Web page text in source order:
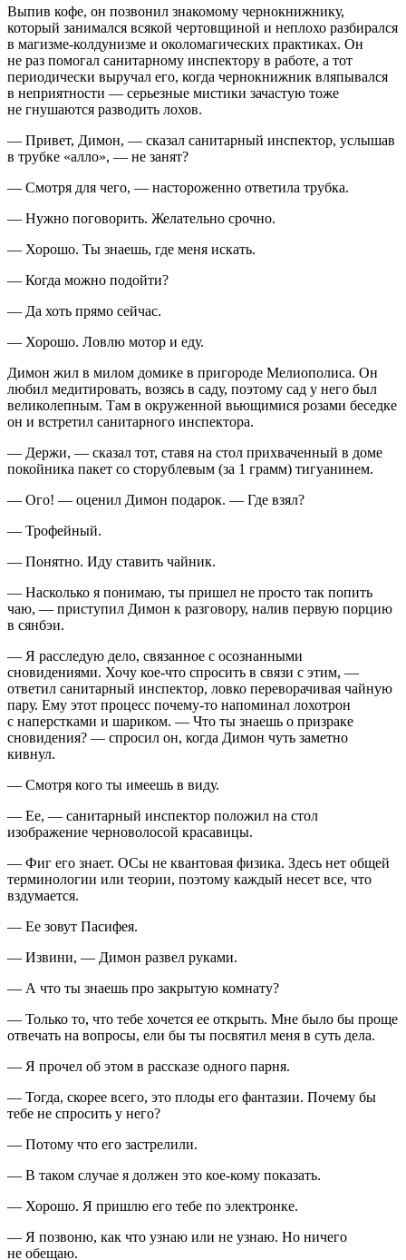
Выпив кофе, он позвонил знакомому чернокнижнику,
который занимался всякой чертовщиной и неплохо разбирался
в магизме-колдунизме и околомагических практиках. Он
не раз помогал санитарному инспектору в работе, а тот
периодически выручал его, когда чернокнижник вляпывался
в неприятности — серьезные мистики зачастую тоже
не гнушаются разводить лохов.
— Привет, Димон, — сказал санитарный инспектор, услышав
в трубке «алло», — не занят?
— Смотря для чего, — настороженно ответила трубка.
— Нужно поговорить. Желательно срочно.
— Хорошо. Ты знаешь, где меня искать.
— Когда можно подойти?
— Да хоть прямо сейчас.
— Хорошо. Ловлю мотор и еду.
Димон жил в милом домике в пригороде Мелиополиса. Он
любил медитировать, возясь в саду, поэтому сад у него был
великолепным. Там в окруженной вьющимися розами беседке
он и встретил санитарного инспектора.
— Держи, — сказал тот, ставя на стол прихваченный в доме
покойника пакет со сторублевым (за 1 грамм) тигуанинем.
— Ого! — оценил Димон подарок. — Где взял?
— Трофейный.
— Понятно. Иду ставить чайник.
— Насколько я понимаю, ты пришел не просто так попить
чаю, — приступил Димон к разговору, налив первую порцию
в сянбэи.
— Я расследую дело, связанное с осознанными
сновидениями. Хочу кое-что спросить в связи с этим, —
ответил санитарный инспектор, ловко переворачивая чайную
пару. Ему этот процесс почему-то напоминал лохотрон
с наперстками и шариком. — Что ты знаешь о призраке
сновидения? — спросил он, когда Димон чуть заметно
кивнул.
— Смотря кого ты имеешь в виду.
— Ее, — санитарный инспектор положил на стол
изображение черноволосой красавицы.
— Фиг его знает. ОСы не квантовая физика. Здесь нет общей
терминологии или теории, поэтому каждый несет все, что
вздумается.
— Ее зовут Пасифея.
— Извини, — Димон развел руками.
— А что ты знаешь про закрытую комнату?
— Только то, что тебе хочется ее открыть. Мне было бы проще
отвечать на вопросы, ели бы ты посвятил меня в суть дела.
— Я прочел об этом в рассказе одного парня.
— Тогда, скорее всего, это плоды его фантазии. Почему бы
тебе не спросить у него?
— Потому что его застрелили.
— В таком случае я должен это кое-кому показать.
— Хорошо. Я пришлю его тебе по электронке.
— Я позвоню, как что узнаю или не узнаю. Но ничего
не обещаю.